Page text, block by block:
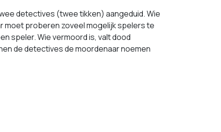
detectives (twee tikken) aangeduid. Wie
moet proberen zoveel mogelijk spelers te
speler. Wie vermoord is, valt dood
de detectives de moordenaar noemen